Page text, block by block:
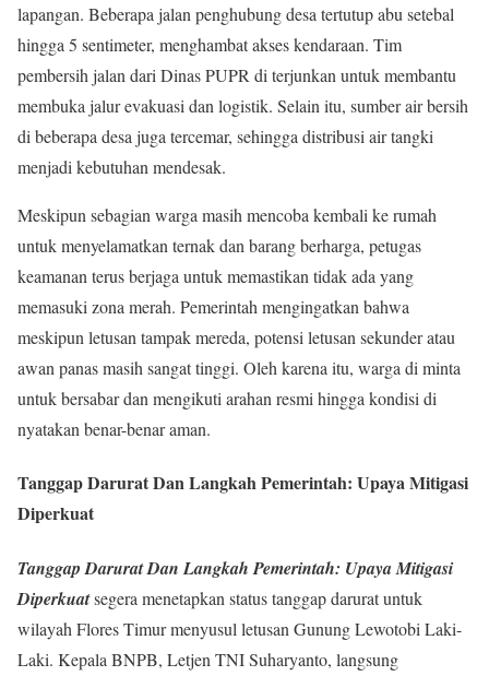
lapangan. Beberapa jalan penghubung desa tertutup abu setebal
hingga 5 sentimeter, menghambat akses kendaraan. Tim
pembersih jalan dari Dinas PUPR di terjunkan untuk membantu
membuka jalur evakuasi dan logistik. Selain itu, sumber air bersih
di beberapa desa juga tercemar, sehingga distribusi air tangki
menjadi kebutuhan mendesak.
Meskipun sebagian warga masih mencoba kembali ke rumah
untuk menyelamatkan ternak dan barang berharga, petugas
keamanan terus berjaga untuk memastikan tidak ada yang
memasuki zona merah. Pemerintah mengingatkan bahwa
meskipun letusan tampak mereda, potensi letusan sekunder atau
awan panas masih sangat tinggi. Oleh karena itu, warga di minta
untuk bersabar dan mengikuti arahan resmi hingga kondisi di
nyatakan benar-benar aman.
Tanggap Darurat Dan Langkah Pemerintah: Upaya Mitigasi
Diperkuat
Tanggap Darurat Dan Langkah Pemerintah: Upaya Mitigasi
Diperkuatsegera menetapkan status tanggap darurat untuk
wilayah Flores Timur menyusul letusan Gunung Lewotobi Laki-
Laki. Kepala BNPB, Letjen TNI Suharyanto, langsung